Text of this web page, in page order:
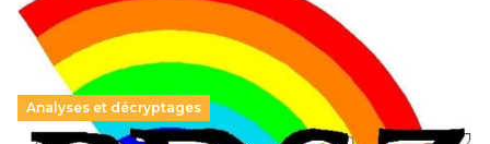
Analyses et décryptages